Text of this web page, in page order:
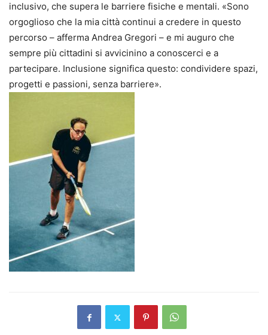
inclusivo, che supera le barriere fisiche e mentali. «Sono
orgoglioso che la mia città continui a credere in questo
percorso – afferma Andrea Gregori – e mi auguro che
sempre più cittadini si avvicinino a conoscerci e a
partecipare. Inclusione significa questo: condividere spazi,
progetti e passioni, senza barriere».